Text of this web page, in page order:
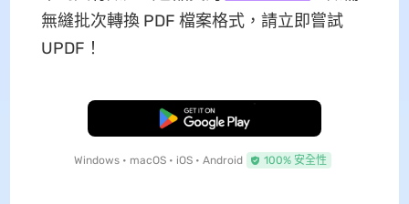
無縫批次轉換 PDF 檔案格式，請立即嘗試
UPDF！
免費下載
Windows • macOS • iOS • Android 100% 安全性